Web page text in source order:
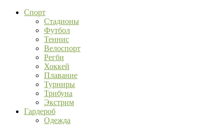
Спорт
Стадионы
Футбол
Теннис
Велоспорт
Регби
Хоккей
Плавание
Турниры
Трибуна
Экстрим
Гардероб
Одежда